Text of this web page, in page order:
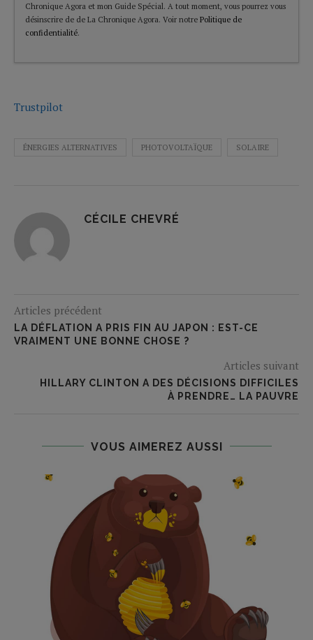
Chronique Agora et mon Guide Spécial. A tout moment, vous pourrez vous
désinscrire de de La Chronique Agora. Voir notre Politique de
confidentialité.
Trustpilot
ÉNERGIES ALTERNATIVES PHOTOVOLTAÏQUE SOLAIRE
CÉCILE CHEVRÉ
Articles précédent
LA DÉFLATION A PRIS FIN AU JAPON : EST-CE
VRAIMENT UNE BONNE CHOSE ?
Articles suivant
HILLARY CLINTON A DES DÉCISIONS DIFFICILES
À PRENDRE… LA PAUVRE
VOUS AIMEREZ AUSSI